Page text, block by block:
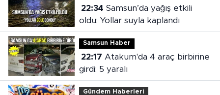
22:34
oldu: Yollar suyla kaplandı
Samsun Haber
22:17
girdi: 5 yaralı
Gündem Haberleri